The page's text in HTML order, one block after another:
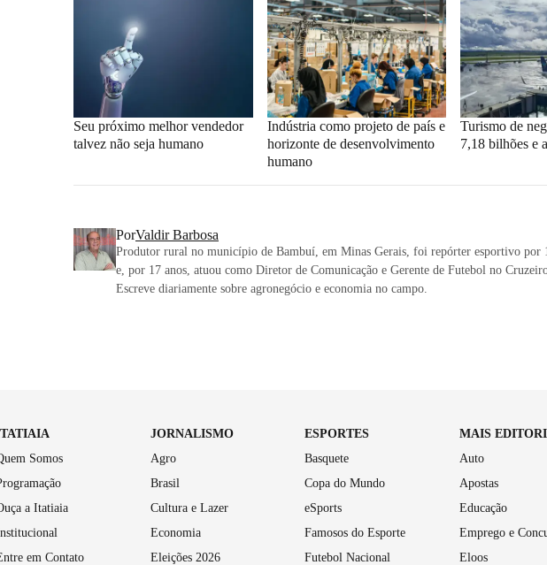
Seu próximo melhor vendedor
talvez não seja humano
Indústria como projeto de país e
horizonte de desenvolvimento
humano
Turismo de
7,18 bilhões e
PorValdir Barbosa
Produtor rural no município de Bambuí, em Minas Gerais, foi repórter esportivo por
e, por 17 anos, atuou como Diretor de Comunicação e Gerente de Futebol no
Escreve diariamente sobre agronegócio e economia no campo.
Somos
a Itatiaia
em Contato
JORNALISMO
Agro
Brasil
Cultura e Lazer
Economia
Eleições 2026
ESPORTES
Basquete
Copa do Mundo
eSports
Famosos do Esporte
Futebol Nacional
MAIS
Auto
Apostas
Educação
Emprego e
Eloos